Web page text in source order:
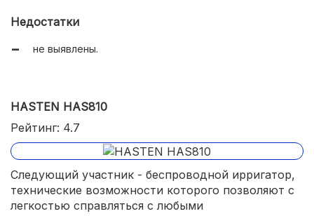
Недостатки
не выявлены.
HASTEN HAS810
Рейтинг: 4.7
Следующий участник - беспроводной ирригатор,
технические возможности которого позволяют с
легкостью справляться с любыми